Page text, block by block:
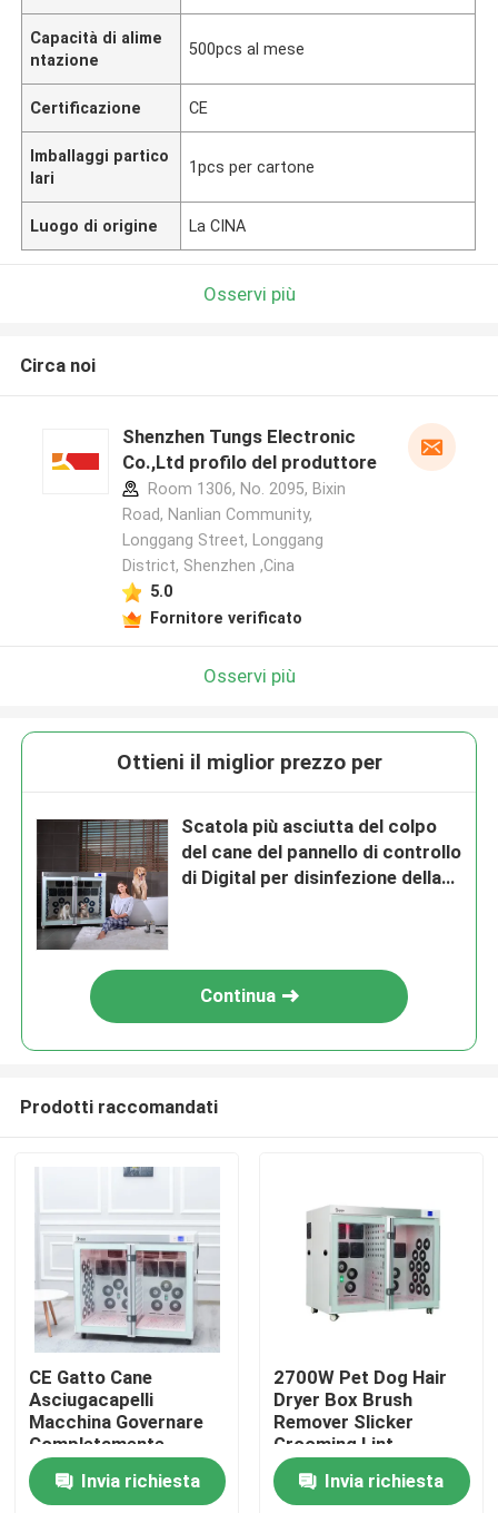
Casa
Prodotti
Circa noi
Capacità di alime
ntazione
500pcs al mese
Certificazione CE
Imballaggi partico
lari
1pcs per cartone
Luogo di origine La CINA
Osservi più
Circa noi
Shenzhen Tungs Electronic
Co.,Ltd profilo del produttore
Room 1306, No. 2095, Bixin
Road, Nanlian Community,
Longgang Street, Longgang
District, Shenzhen ,Cina
5.0
Fornitore verificato
Osservi più
Ottieni il miglior prezzo per
Scatola più asciutta del colpo
del cane del pannello di controllo
di Digital per disinfezione della
Continua
Prodotti raccomandati
CE Gatto Cane
Asciugacapelli
Macchina Governare
Completamente
Automatico
Invia richiesta
2700W Pet Dog Hair
Dryer Box Brush
Remover Slicker
Grooming Lint
Invia richiesta